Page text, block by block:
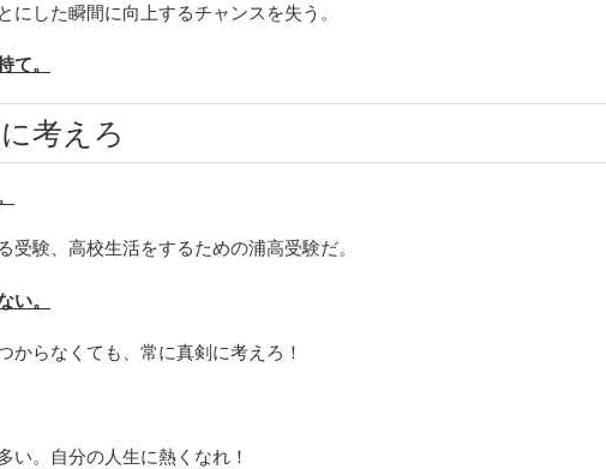
した瞬間に向上するチャンスを失う。
て。
考えろ
受験、高校生活をするための浦高受験だ。
い。
からなくても、常に真剣に考えろ！
い。自分の人生に熱くなれ！